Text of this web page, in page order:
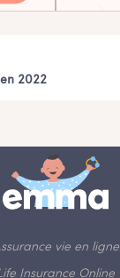
2022
vie en ligne
Insurance Online